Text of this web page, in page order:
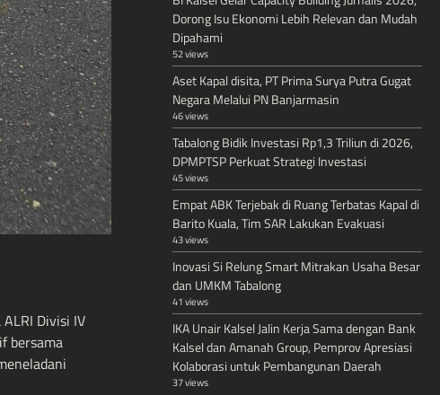
Divisi IV
bersama
Dorong Isu Ekonomi Lebih Relevan dan Mudah
Dipahami
52 views
Aset Kapal disita, PT Prima Surya Putra Gugat
Negara Melalui PN Banjarmasin
46 views
Tabalong Bidik Investasi Rp1,3 Triliun di 2026,
DPMPTSP Perkuat Strategi Investasi
45 views
Empat ABK Terjebak di Ruang Terbatas Kapal di
Barito Kuala, Tim SAR Lakukan Evakuasi
43 views
Inovasi Si Relung Smart Mitrakan Usaha Besar
dan UMKM Tabalong
41 views
IKA Unair Kalsel Jalin Kerja Sama dengan Bank
Kalsel dan Amanah Group, Pemprov Apresiasi
Kolaborasi untuk Pembangunan Daerah
37 views